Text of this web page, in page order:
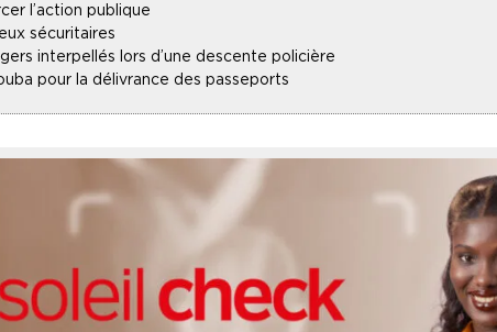
l’action publique
sécuritaires
interpellés lors d’une descente policière
pour la délivrance des passeports